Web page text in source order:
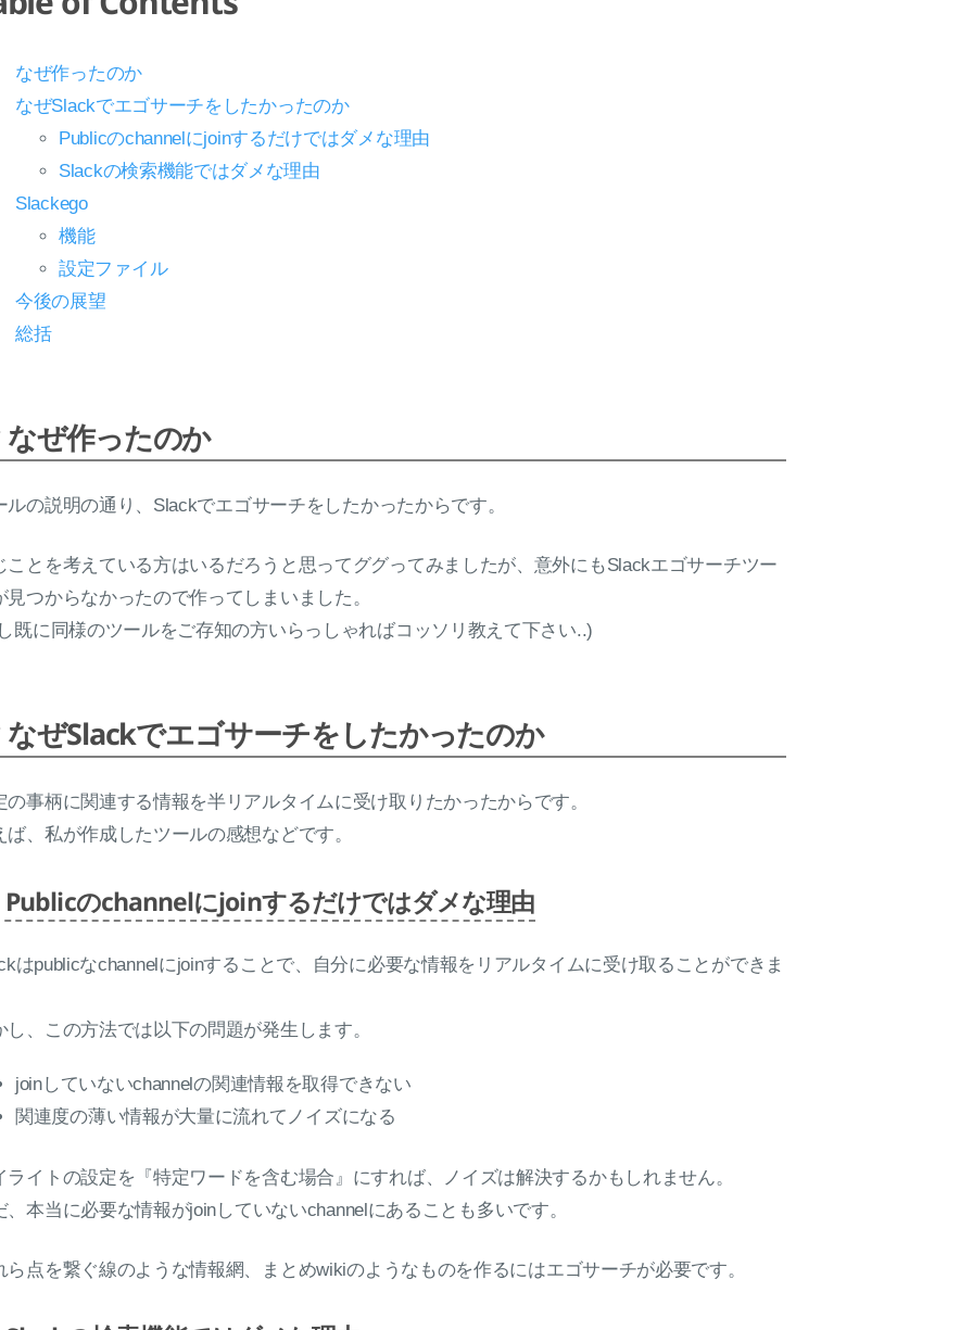
なぜ作ったのか
なぜSlackでエゴサーチをしたかったのか
Publicのchannelにjoinするだけではダメな理由
Slackの検索機能ではダメな理由
Slackego
機能
設定ファイル
今後の展望
総括
なぜ作ったのか
ルの説明の通り、Slackでエゴサーチをしたかったからです。
ことを考えている方はいるだろうと思ってググってみましたが、意外にもSlackエゴサーチツー
見つからなかったので作ってしまいました。
既に同様のツールをご存知の方いらっしゃればコッソリ教えて下さい..)
なぜSlackでエゴサーチをしたかったのか
の事柄に関連する情報を半リアルタイムに受け取りたかったからです。
ば、私が作成したツールの感想などです。
Publicのchannelにjoinするだけではダメな理由
はpublicなchannelにjoinすることで、自分に必要な情報をリアルタイムに受け取ることができま
し、この方法では以下の問題が発生します。
joinしていないchannelの関連情報を取得できない
関連度の薄い情報が大量に流れてノイズになる
ライトの設定を『特定ワードを含む場合』にすれば、ノイズは解決するかもしれません。
、本当に必要な情報がjoinしていないchannelにあることも多いです。
ら点を繋ぐ線のような情報網、まとめwikiのようなものを作るにはエゴサーチが必要です。